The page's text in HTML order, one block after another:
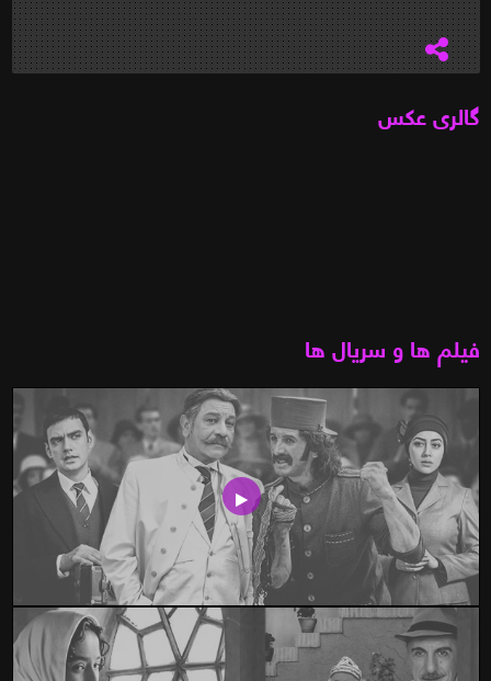
گالری عکس
فیلم ها و سریال ها